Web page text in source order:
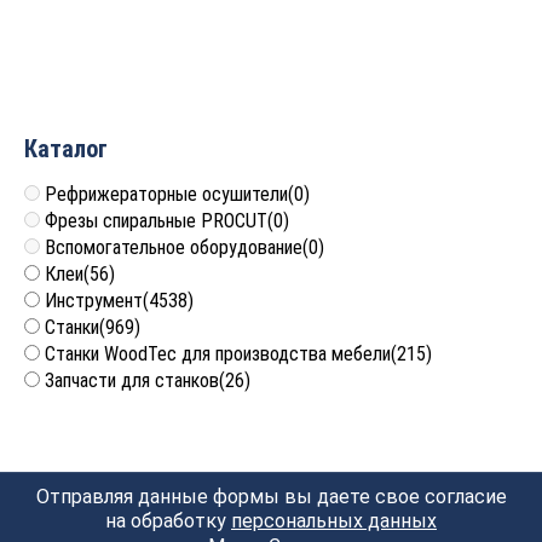
Каталог
Рефрижераторные осушители(0)
Фрезы спиральные PROCUT(0)
Вспомогательное оборудование(0)
Клеи(56)
Инструмент(4538)
Станки(969)
Станки WoodTec для производства мебели(215)
Запчасти для станков(26)
Отправляя данные формы вы даете свое согласие
на обработку персональных данных